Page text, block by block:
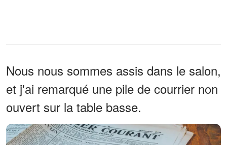
Nous nous sommes assis dans le salon,
et j'ai remarqué une pile de courrier non
ouvert sur la table basse.